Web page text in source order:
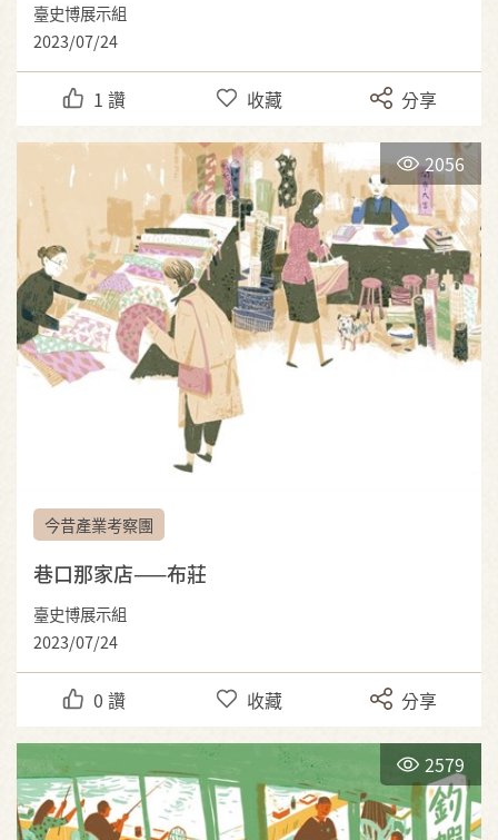
臺史博展示組
2023/07/24
1 讚 收藏 分享
2056
今昔產業考察團
巷口那家店——布莊
臺史博展示組
2023/07/24
0 讚 收藏 分享
2579